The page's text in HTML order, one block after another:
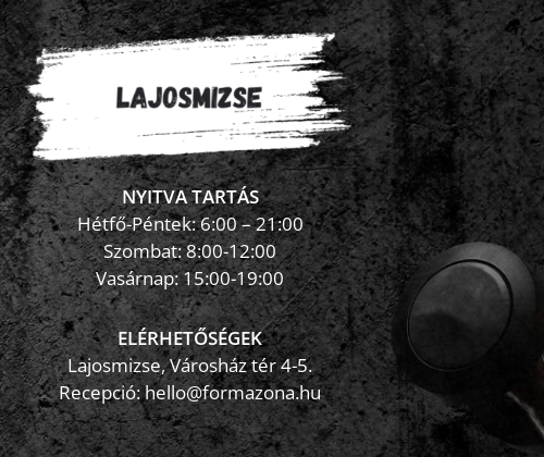
NYITVA TARTÁS
Hétfő-Péntek: 6:00 – 21:00
Szombat: 8:00-12:00
Vasárnap: 15:00-19:00
ELÉRHETŐSÉGEK
Lajosmizse, Városház tér 4-5.
Recepció:hello@formazona.hu
FormaZona chatbot ×